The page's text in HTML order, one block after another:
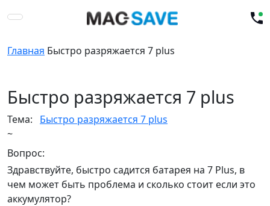
Главная Быстро разряжается 7 plus
Быстро разряжается 7 plus
Тема:
Быстро разряжается 7 plus
~
Вопрос:
Здравствуйте, быстро садится батарея на 7 Plus, в
чем может быть проблема и сколько стоит если это
аккумулятор?